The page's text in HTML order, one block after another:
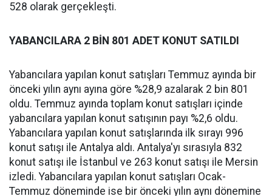
528 olarak gerçekleşti.
YABANCILARA 2 BİN 801 ADET KONUT SATILDI
Yabancılara yapılan konut satışları Temmuz ayında bir
önceki yılın aynı ayına göre %28,9 azalarak 2 bin 801
oldu. Temmuz ayında toplam konut satışları içinde
yabancılara yapılan konut satışının payı %2,6 oldu.
Yabancılara yapılan konut satışlarında ilk sırayı 996
konut satışı ile Antalya aldı. Antalya'yı sırasıyla 832
konut satışı ile İstanbul ve 263 konut satışı ile Mersin
izledi. Yabancılara yapılan konut satışları Ocak-
Temmuz döneminde ise bir önceki yılın aynı dönemine